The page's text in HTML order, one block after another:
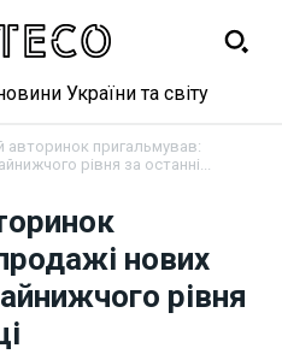
України та світу
авторинок пригальмував:
рівня за останні...
нових
рівня